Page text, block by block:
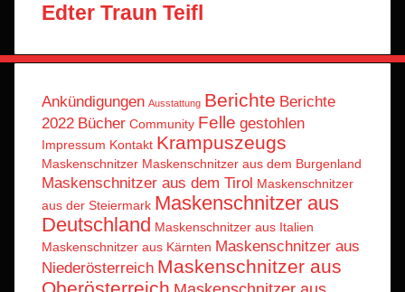
Edter Traun Teifl
Ankündigungen Ausstattung Berichte Berichte
2022 Bücher Community Felle gestohlen
Impressum Kontakt Krampuszeugs
Maskenschnitzer Maskenschnitzer aus dem Burgenland
Maskenschnitzer aus dem Tirol Maskenschnitzer
aus der Steiermark Maskenschnitzer aus
Deutschland Maskenschnitzer aus Italien
Maskenschnitzer aus Kärnten Maskenschnitzer aus
Niederösterreich Maskenschnitzer aus